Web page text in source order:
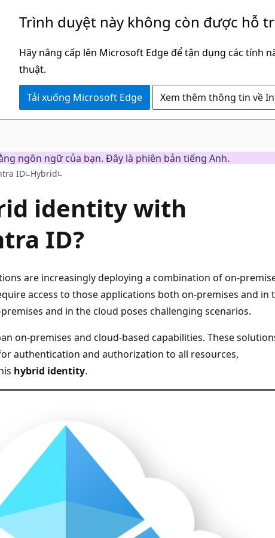
Trình duyệt này không còn được hỗ
Hãy nâng cấp lên Microsoft Edge để tận dụng các tính
thuật.
Tải xuống Microsoft Edge Xem thêm thông tin về
ngôn ngữ của bạn. Đây là phiên bản tiếng Anh.
ID Hybrid
identity with
ID?
are increasingly deploying a combination of on-
access to those applications both on-premises and in
and in the cloud poses challenging scenarios.
on-premises and cloud-based capabilities. These
authentication and authorization to all resources,
hybrid identity.